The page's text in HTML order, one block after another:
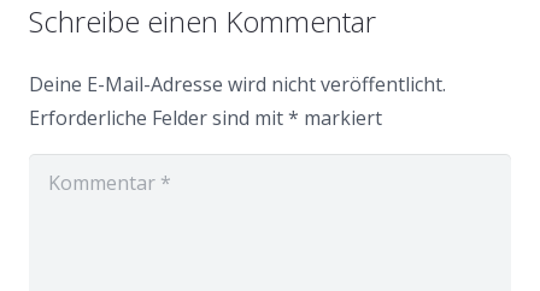
Schreibe einen Kommentar
Deine E-Mail-Adresse wird nicht veröffentlicht.
Erforderliche Felder sind mit* markiert